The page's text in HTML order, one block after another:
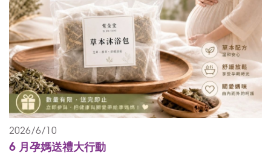
2026/6/10
6 月孕媽送禮大行動